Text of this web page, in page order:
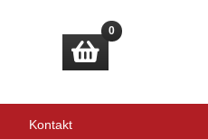
0
Kontakt